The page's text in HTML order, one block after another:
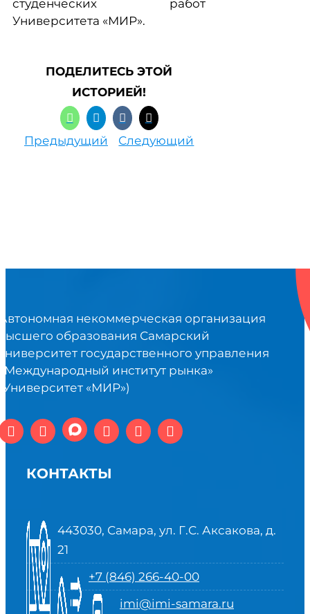
студенческих работ
Университета «МИР».
ПОДЕЛИТЕСЬ ЭТОЙ
ИСТОРИЕЙ!
Предыдущий Следующий
некоммерческая организация
образования Самарский
государственного управления
институт рынка»
«МИР»)
КОНТАКТЫ
443030, Самара, ул. Г.С. Аксакова, д.
21
+7 (846) 266-40-00
imi@imi-samara.ru